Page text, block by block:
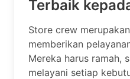
Terbaik
Store crew
memberikan
Mereka harus ramah,
melayani setiap